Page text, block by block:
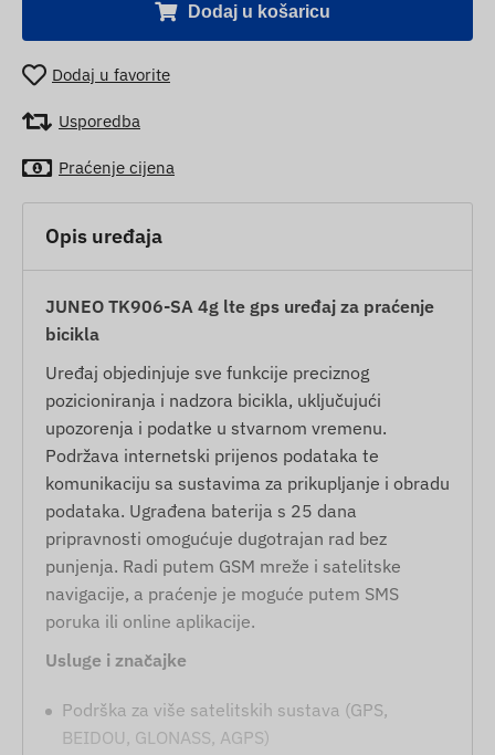
Dodaj u košaricu
Dodaj u favorite
Usporedba
Praćenje cijena
Opis uređaja
JUNEO TK906-SA 4g lte gps uređaj za praćenje
bicikla
Uređaj objedinjuje sve funkcije preciznog
pozicioniranja i nadzora bicikla, uključujući
upozorenja i podatke u stvarnom vremenu.
Podržava internetski prijenos podataka te
komunikaciju sa sustavima za prikupljanje i obradu
podataka. Ugrađena baterija s 25 dana
pripravnosti omogućuje dugotrajan rad bez
punjenja. Radi putem GSM mreže i satelitske
navigacije, a praćenje je moguće putem SMS
poruka ili online aplikacije.
Usluge i značajke
Podrška za više satelitskih sustava (GPS,
BEIDOU, GLONASS, AGPS)